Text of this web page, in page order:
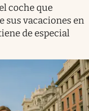
coche que
sus vacaciones en
de especial